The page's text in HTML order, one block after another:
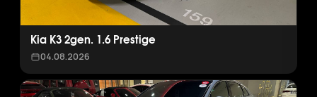
Kia K3 2gen. 1.6 Prestige
04.08.2026